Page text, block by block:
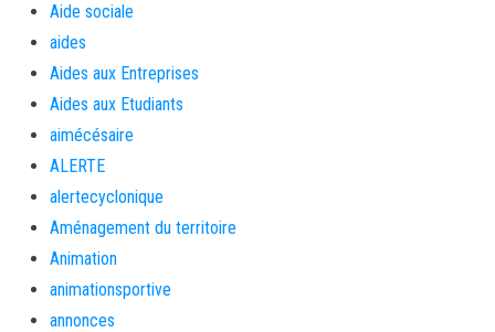
Aide sociale
aides
Aides aux Entreprises
Aides aux Etudiants
aimécésaire
ALERTE
alertecyclonique
Aménagement du territoire
Animation
animationsportive
annonces